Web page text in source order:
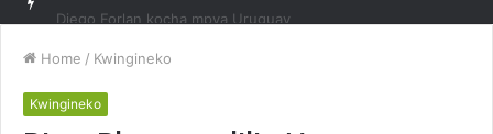
Home / Kwingineko
Kwingineko